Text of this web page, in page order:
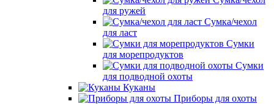
для ружей
Сумка/чехол
для ласт
Сумки
для морепродуктов
Сумки
для подводной охоты
Куканы
Приборы для охоты